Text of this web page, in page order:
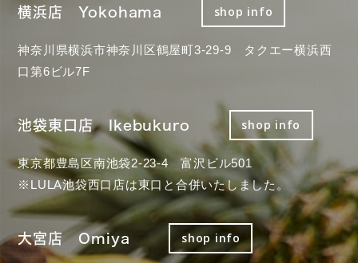
横浜店 Yokohama shop info
神奈川県横浜市神奈川区鶴屋町3-29-9 タクエー横浜西
口第6ビル7F
池袋東口店 Ikebukuro shop info
東京都豊島区南池袋2-23-4 富沢ビル501
※LULA池袋西口店は東口と合併いたしました。
大宮店 Omiya shop info